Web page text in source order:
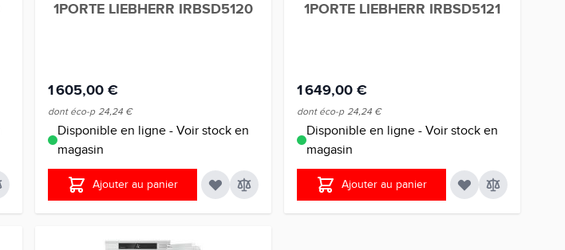
1PORTE LIEBHERR IRBSD5120
1 605,00 €
dont éco-p 24,24 €
Disponible en ligne - Voir stock en
magasin
Ajouter au panier
1PORTE LIEBHERR IRBSD5121
1 649,00 €
dont éco-p 24,24 €
Disponible en ligne - Voir stock en
magasin
Ajouter au panier